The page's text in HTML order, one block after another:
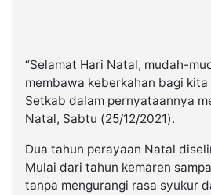
“Selamat Hari Natal, mudah-
membawa keberkahan bagi kita
Setkab dalam pernyataannya
Natal, Sabtu (25/12/2021).
Dua tahun perayaan Natal
Mulai dari tahun kemaren
tanpa mengurangi rasa syukur